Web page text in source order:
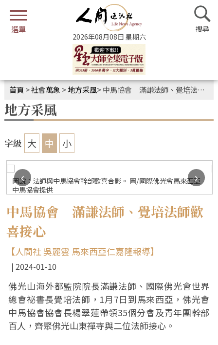
2026年08月08日 星期六
首頁 >社會萬象 >地方采風>中馬協會 滿謙法師、覺培法師歡喜接心
地方采風
字級 大 中 小
圖說：法師與中馬協會幹部歡喜合影。 圖/國際佛光會馬來西亞
中馬協會提供
‹
›
中馬協會 滿謙法師、覺培法師歡
喜接心
【人間社 吳麗雲 馬來西亞仁嘉隆報導】
2024-01-10
佛光山海外都監院院長滿謙法師、國際佛光會世界
總會祕書長覺培法師，1月7日到馬來西亞，佛光會
中馬協會協會長楊翠蓮帶領35個分會及青年團幹部
百人，齊聚佛光山東禪寺與二位法師接心。